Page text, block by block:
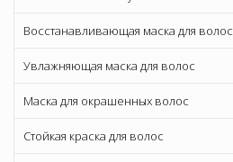
Восстанавливающая маска для волос
Увлажняющая маска для волос
Маска для окрашенных волос
Стойкая краска для волос